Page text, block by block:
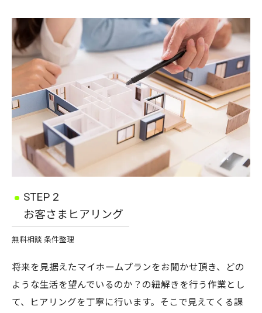
STEP 2
お客さまヒアリング
無料相談 条件整理
将来を見据えたマイホームプランをお聞かせ頂き、どの
ような生活を望んでいるのか？の紐解きを行う作業とし
て、ヒアリングを丁寧に行います。そこで見えてくる課